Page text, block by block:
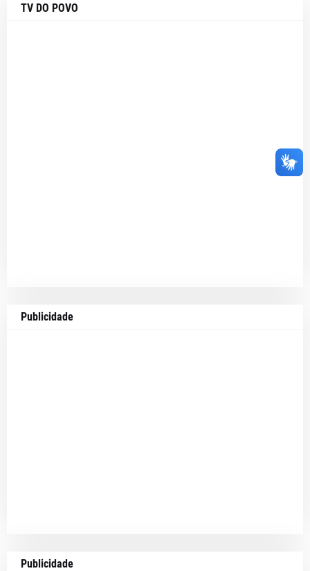
TV DO POVO
Publicidade
Publicidade